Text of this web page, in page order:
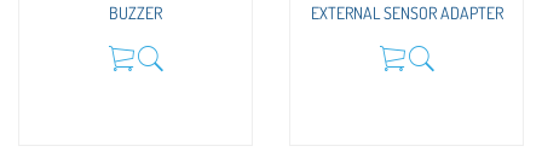
BUZZER EXTERNAL SENSOR ADAPTER